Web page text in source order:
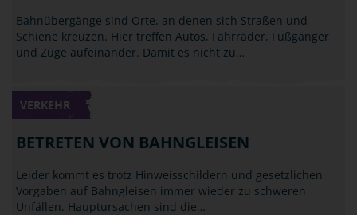
Bahnübergänge sind Orte, an denen sich Straßen und
Schiene kreuzen. Hier treffen Autos, Fahrräder, Fußgänger
und Züge aufeinander. Damit es nicht zu…
VERKEHR
BETRETEN VON BAHNGLEISEN
Leider kommt es trotz Hinweisschildern und gesetzlichen
Vorgaben auf Bahngleisen immer wieder zu schweren
Unfällen. Hauptursachen sind die…